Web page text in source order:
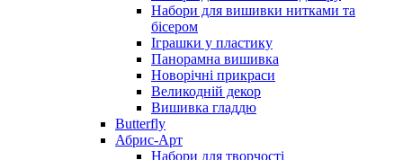
Набори для вишивки нитками та
бісером
Іграшки у пластику
Панорамна вишивка
Новорічні прикраси
Великодній декор
Вишивка гладдю
Butterfly
Абрис-Арт
Набори для творчості